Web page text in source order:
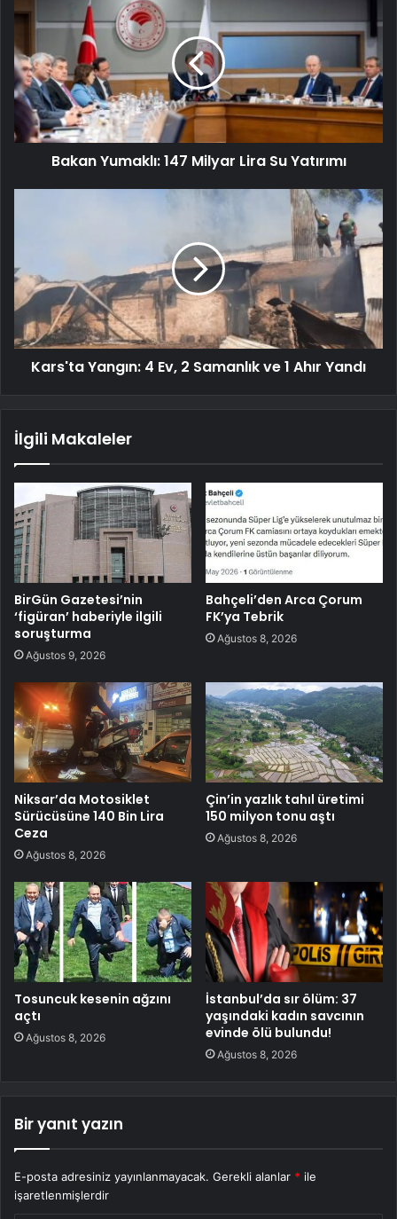
Bakan Yumaklı: 147 Milyar Lira Su Yatırımı
Kars'ta Yangın: 4 Ev, 2 Samanlık ve 1 Ahır Yandı
İlgili Makaleler
BirGün Gazetesi’nin
‘figüran’ haberiyle ilgili
soruşturma
Ağustos 9, 2026
Bahçeli’den Arca Çorum
FK’ya Tebrik
Ağustos 8, 2026
Niksar’da Motosiklet
Sürücüsüne 140 Bin Lira
Ceza
Ağustos 8, 2026
Çin’in yazlık tahıl üretimi
150 milyon tonu aştı
Ağustos 8, 2026
Tosuncuk kesenin ağzını
açtı
Ağustos 8, 2026
İstanbul’da sır ölüm: 37
yaşındaki kadın savcının
evinde ölü bulundu!
Ağustos 8, 2026
Bir yanıt yazın
E-posta adresiniz yayınlanmayacak. Gerekli alanlar * ile
işaretlenmişlerdir